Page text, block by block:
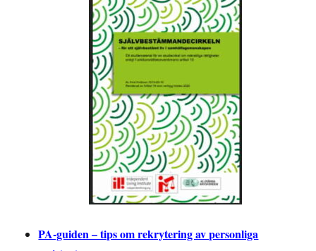
PA-guiden – tips om rekrytering av personliga